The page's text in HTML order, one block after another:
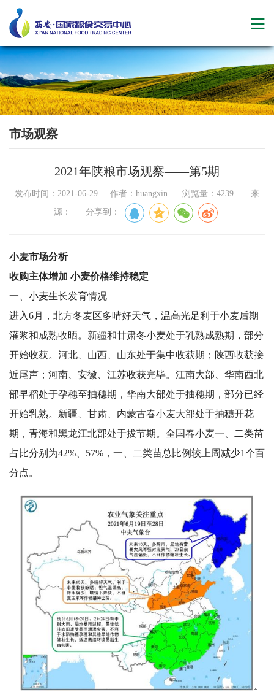
市场观察
2021年陕粮市场观察——第5期
发布时间：2021-06-29 作者：huangxin 浏览量：4239 来
源： 分享到：
​小麦市场分析
收购主体增加 小麦价格维持稳定
一、小麦生长发育情况
进入6月，北方冬麦区多晴好天气，温高光足利于小麦后期
灌浆和成熟收晒。新疆和甘肃冬小麦处于乳熟成熟期，部分
开始收获。河北、山西、山东处于集中收获期；陕西收获接
近尾声；河南、安徽、江苏收获完毕。江南大部、华南西北
部早稻处于孕穗至抽穗期，华南大部处于抽穗期，部分已经
开始乳熟。新疆、甘肃、内蒙古春小麦大部处于抽穗开花
期，青海和黑龙江北部处于拔节期。全国春小麦一、二类苗
占比分别为42%、57%，一、二类苗总比例较上周减少1个百
分点。